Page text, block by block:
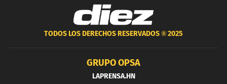
TODOS LOS DERECHOS RESERVADOS ®2025
GRUPO OPSA
LAPRENSA.HN